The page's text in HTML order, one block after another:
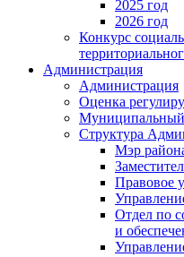
2025 год
2026 год
Конкурс
Администрация
Администрация
Оценка
Муниципальный
Структура
Мэр
Правовое
Отдел по
и